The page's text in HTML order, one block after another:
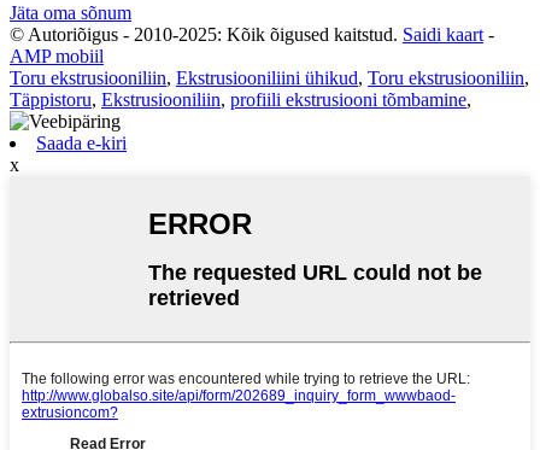
Jäta oma sõnum
© Autoriõigus - 2010-2025: Kõik õigused kaitstud. Saidi kaart -
AMP mobiil
Toru ekstrusiooniliin, Ekstrusiooniliini ühikud, Toru ekstrusiooniliin,
Täppistoru, Ekstrusiooniliin, profiili ekstrusiooni tõmbamine,
Saada e-kiri
x